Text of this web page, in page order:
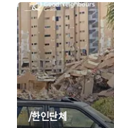
/한인단체